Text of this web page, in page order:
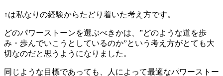
↑は私なりの経験からたどり着いた考え方です。
どのパワーストーンを選ぶべきかは、”どのような道を歩
み・歩んでいこうとしているのか”という考え方がとても大
切なのだと思うようになりました。
同じような目標であっても、人によって最適なパワーストー